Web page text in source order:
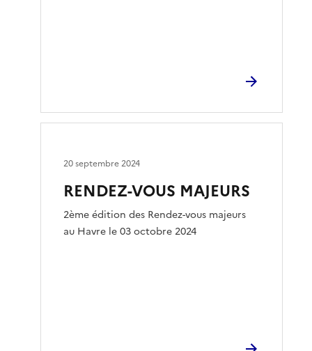
RENDEZ-VOUS MAJEURS
2ème édition des Rendez-vous majeurs
au Havre le 03 octobre 2024
20 septembre 2024